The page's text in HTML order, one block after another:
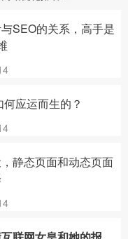
SEO的关系，高手是
应运而生的？
静态页面和动态页面